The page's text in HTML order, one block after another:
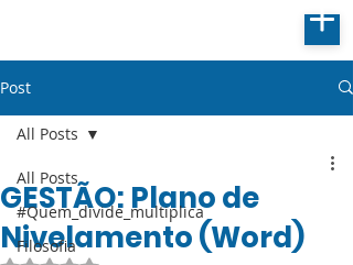
Post
All Posts
#Quem_divide_multiplica
Filosofia
All Posts
GESTÃO: Plano de
Nivelamento (Word)